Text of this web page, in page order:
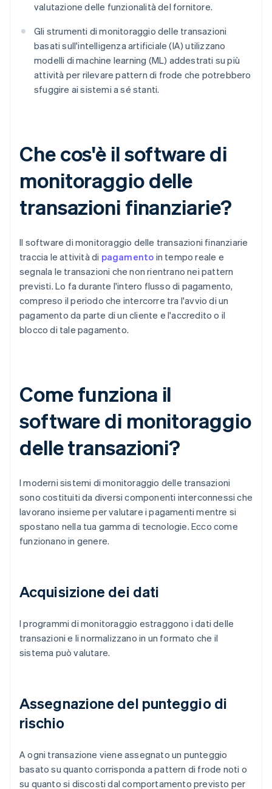
valutazione delle funzionalità del fornitore.
Gli strumenti di monitoraggio delle transazioni
basati sull'intelligenza artificiale (IA) utilizzano
modelli di machine learning (ML) addestrati su più
attività per rilevare pattern di frode che potrebbero
sfuggire ai sistemi a sé stanti.
Che cos'è il software di
monitoraggio delle
transazioni finanziarie?
Il software di monitoraggio delle transazioni finanziarie
traccia le attività di pagamento in tempo reale e
segnala le transazioni che non rientrano nei pattern
previsti. Lo fa durante l'intero flusso di pagamento,
compreso il periodo che intercorre tra l'avvio di un
pagamento da parte di un cliente e l'accredito o il
blocco di tale pagamento.
Come funziona il
software di monitoraggio
delle transazioni?
I moderni sistemi di monitoraggio delle transazioni
sono costituiti da diversi componenti interconnessi che
lavorano insieme per valutare i pagamenti mentre si
spostano nella tua gamma di tecnologie. Ecco come
funzionano in genere.
Acquisizione dei dati
I programmi di monitoraggio estraggono i dati delle
transazioni e li normalizzano in un formato che il
sistema può valutare.
Assegnazione del punteggio di
rischio
A ogni transazione viene assegnato un punteggio
basato su quanto corrisponda a pattern di frode noti o
su quanto si discosti dal comportamento previsto per